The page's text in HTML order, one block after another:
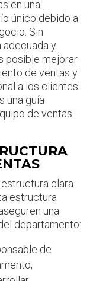
en una
único debido a
Sin
adecuada y
posible mejorar
de ventas y
a los clientes.
una guía
de ventas
clara
estructura
una
departamento:
de